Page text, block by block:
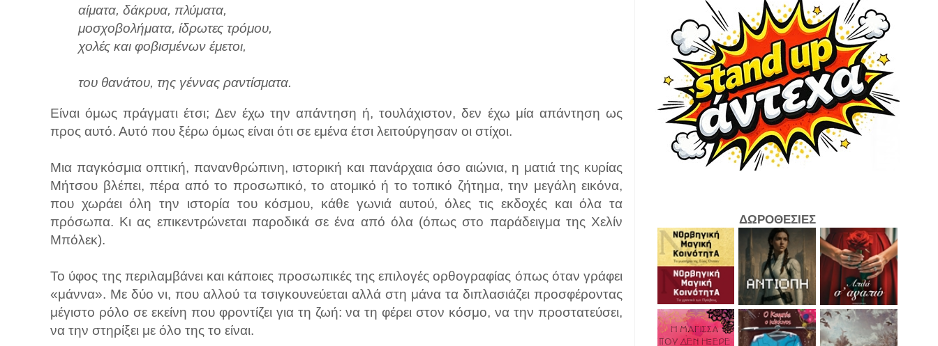
αίματα, δάκρυα, πλύματα,
μοσχοβολήματα, ίδρωτες τρόμου,
χολές και φοβισμένων έμετοι,
του θανάτου, της γέννας ραντίσματα.
Είναι όμως πράγματι έτσι; Δεν έχω την απάντηση ή, τουλάχιστον, δεν έχω μία απάντηση ως
προς αυτό. Αυτό που ξέρω όμως είναι ότι σε εμένα έτσι λειτούργησαν οι στίχοι.
Μια παγκόσμια οπτική, πανανθρώπινη, ιστορική και πανάρχαια όσο αιώνια, η ματιά της κυρίας
Μήτσου βλέπει, πέρα από το προσωπικό, το ατομικό ή το τοπικό ζήτημα, την μεγάλη εικόνα,
που χωράει όλη την ιστορία του κόσμου, κάθε γωνιά αυτού, όλες τις εκδοχές και όλα τα
πρόσωπα. Κι ας επικεντρώνεται παροδικά σε ένα από όλα (όπως στο παράδειγμα της Χελίν
Μπόλεκ).
Το ύφος της περιλαμβάνει και κάποιες προσωπικές της επιλογές ορθογραφίας όπως όταν γράφει
«μάννα». Με δύο νι, που αλλού τα τσιγκουνεύεται αλλά στη μάνα τα διπλασιάζει προσφέροντας
μέγιστο ρόλο σε εκείνη που φροντίζει για τη ζωή: να τη φέρει στον κόσμο, να την προστατεύσει,
να την στηρίξει με όλο της το είναι.
ΔΩΡΟΘΕΣΙΕΣ